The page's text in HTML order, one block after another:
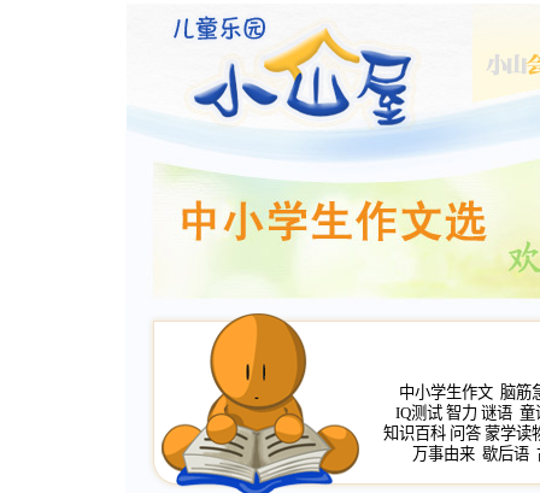
中小学生作文 脑筋
IQ测试 智力 谜语 童
知识百科 问答 蒙学读
万事由来 歇后语